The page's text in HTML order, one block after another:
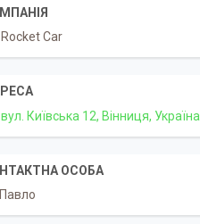
Rocket Car
вул. Київська 12, Вінниця, Україна
Павло